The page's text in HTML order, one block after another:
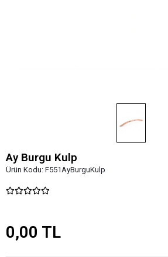
Ay Burgu Kulp
Ürün Kodu: F551AyBurguKulp
0,00 TL